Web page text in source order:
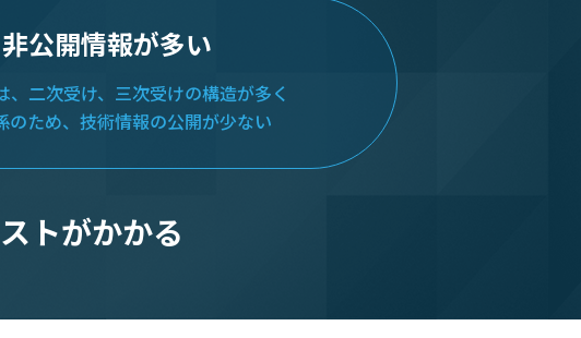
非公開情報が多い
、二次受け、三次受けの構造が多く
のため、技術情報の公開が少ない
トがかかる